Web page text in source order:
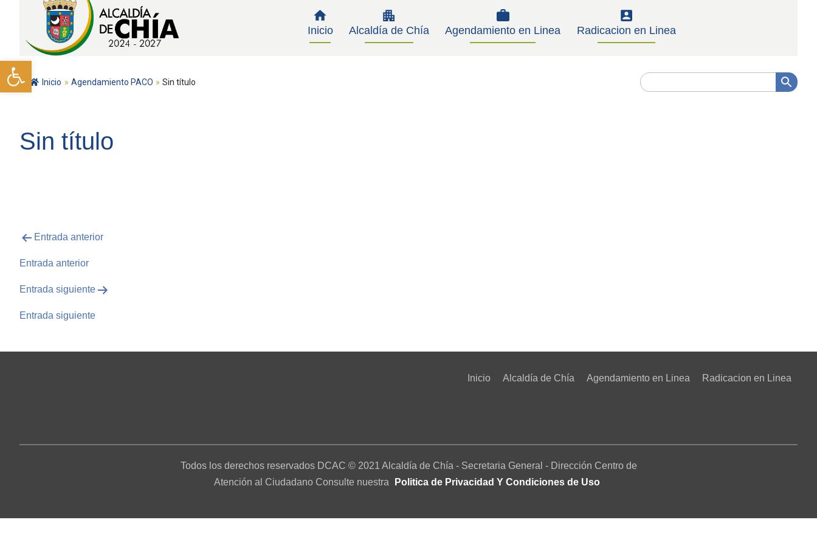
Abrir barra de herramientas
Inicio Alcaldía de Chía Agendamiento en Linea Radicacion en Linea
Inicio » Agendamiento PACO » Sin título
Sin título
Entrada anterior
Entrada anterior
Entrada siguiente
Entrada siguiente
Inicio Alcaldía de Chía Agendamiento en Linea Radicacion en Linea
Todos los derechos reservados DCAC © 2021 Alcaldía de Chía - Secretaria General - Dirección Centro de
Atención al Ciudadano Consulte nuestra
Politica de Privacidad Y Condiciones de Uso